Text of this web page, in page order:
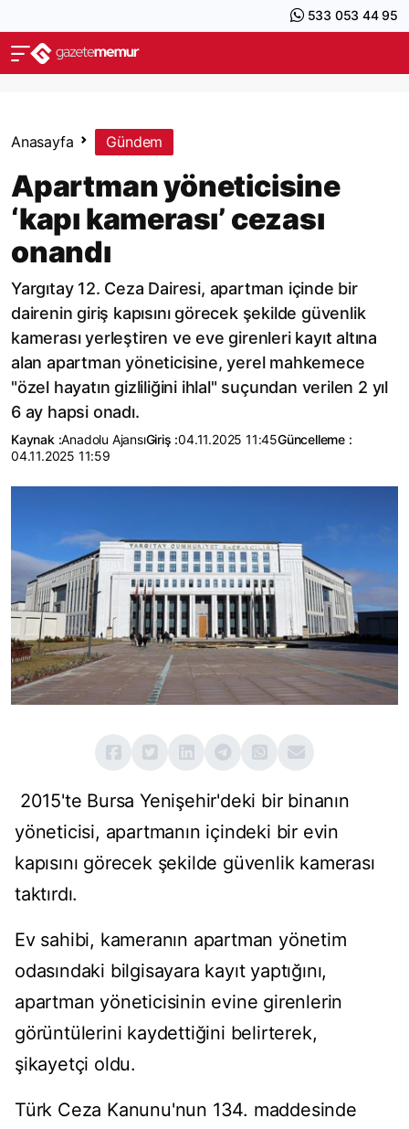
533 053 44 95
Anasayfa Gündem
Apartman yöneticisine
‘kapı kamerası’ cezası
onandı
Yargıtay 12. Ceza Dairesi, apartman içinde bir
dairenin giriş kapısını görecek şekilde güvenlik
kamerası yerleştiren ve eve girenleri kayıt altına
alan apartman yöneticisine, yerel mahkemece
"özel hayatın gizliliğini ihlal" suçundan verilen 2 yıl
6 ay hapsi onadı.
Kaynak :Anadolu AjansıGiriş :04.11.2025 11:45Güncelleme :
04.11.2025 11:59
2015'te Bursa Yenişehir'deki bir binanın
yöneticisi, apartmanın içindeki bir evin
kapısını görecek şekilde güvenlik kamerası
taktırdı.
Ev sahibi, kameranın apartman yönetim
odasındaki bilgisayara kayıt yaptığını,
apartman yöneticisinin evine girenlerin
görüntülerini kaydettiğini belirterek,
şikayetçi oldu.
Türk Ceza Kanunu'nun 134. maddesinde